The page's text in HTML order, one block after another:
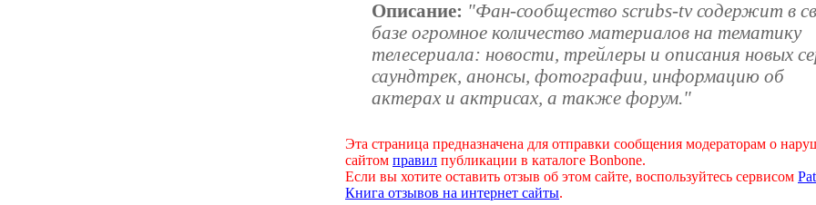
Описание: "Фан-сообщество scrubs-tv содержит в
базе огромное количество материалов на тематику
телесериала: новости, трейлеры и описания новых
саундтрек, анонсы, фотографии, информацию об
актерах и актрисах, а также форум."
Эта страница предназначена для отправки сообщения модераторам о
сайтом правил публикации в каталоге Bonbone.
Если вы хотите оставить отзыв об этом сайте, воспользуйтесь сервисом
Книга отзывов на интернет сайты.